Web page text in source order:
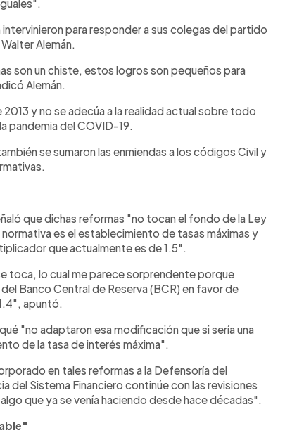
para responder a sus colegas del partido
Alemán.
son un chiste, estos logros son pequeños para
Alemán.
y no se adecúa a la realidad actual sobre todo
pandemia del COVID-19.
se sumaron las enmiendas a los códigos Civil y
que dichas reformas "no tocan el fondo de la Ley
es el establecimiento de tasas máximas y
que actualmente es de 1.5".
toca, lo cual me parece sorprendente porque
Banco Central de Reserva (BCR) en favor de
apuntó.
"no adaptaron esa modificación que si sería una
de la tasa de interés máxima".
en tales reformas a la Defensoría del
del Sistema Financiero continúe con las revisiones
que ya se venía haciendo desde hace décadas".